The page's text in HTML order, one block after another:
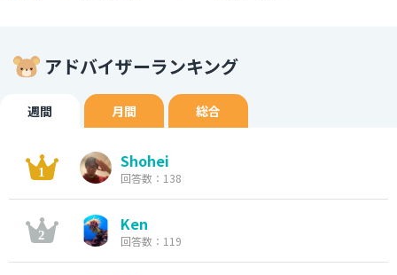
アドバイザーランキング
週間 月間 総合
Shohei
回答数：138
Ken
回答数：119